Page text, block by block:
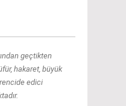
geçtikten
hakaret, büyük
edici